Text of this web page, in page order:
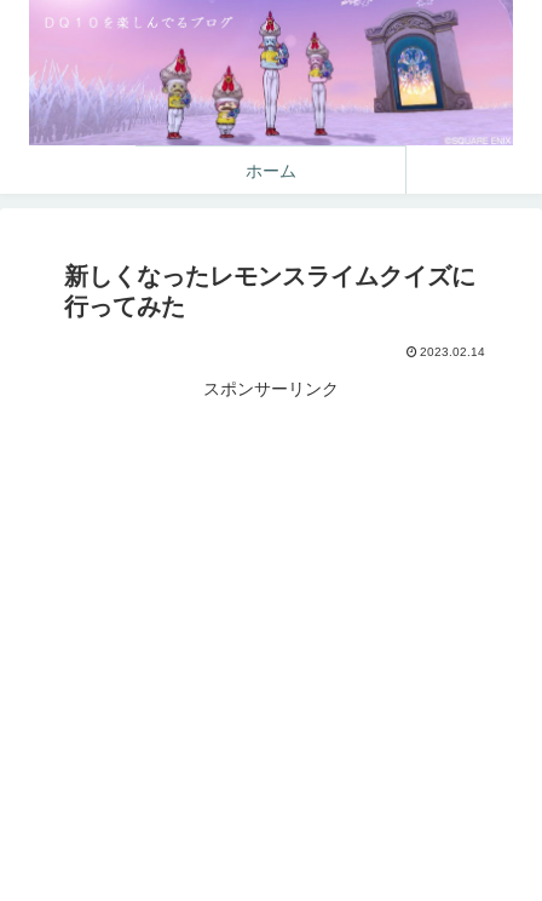
ホーム
新しくなったレモンスライムクイズに
行ってみた
2023.02.14
スポンサーリンク